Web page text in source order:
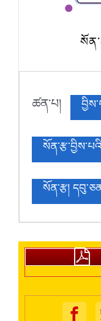
ཚན་པ།
སོན་རྩ།